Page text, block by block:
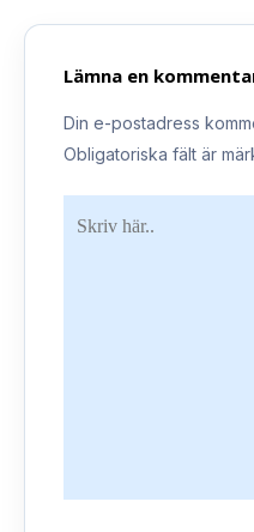
Lämna en
Din e-postadress
Obligatoriska fält är